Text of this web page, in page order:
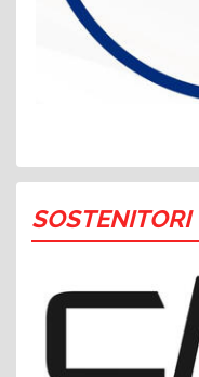
SOSTENITORI